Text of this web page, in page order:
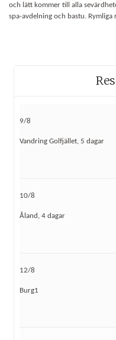
och lätt kommer till alla
spa-avdelning och bastu. Rymliga
9/8
Vandring Golfjället, 5 dagar
10/8
Åland, 4 dagar
12/8
Burg1